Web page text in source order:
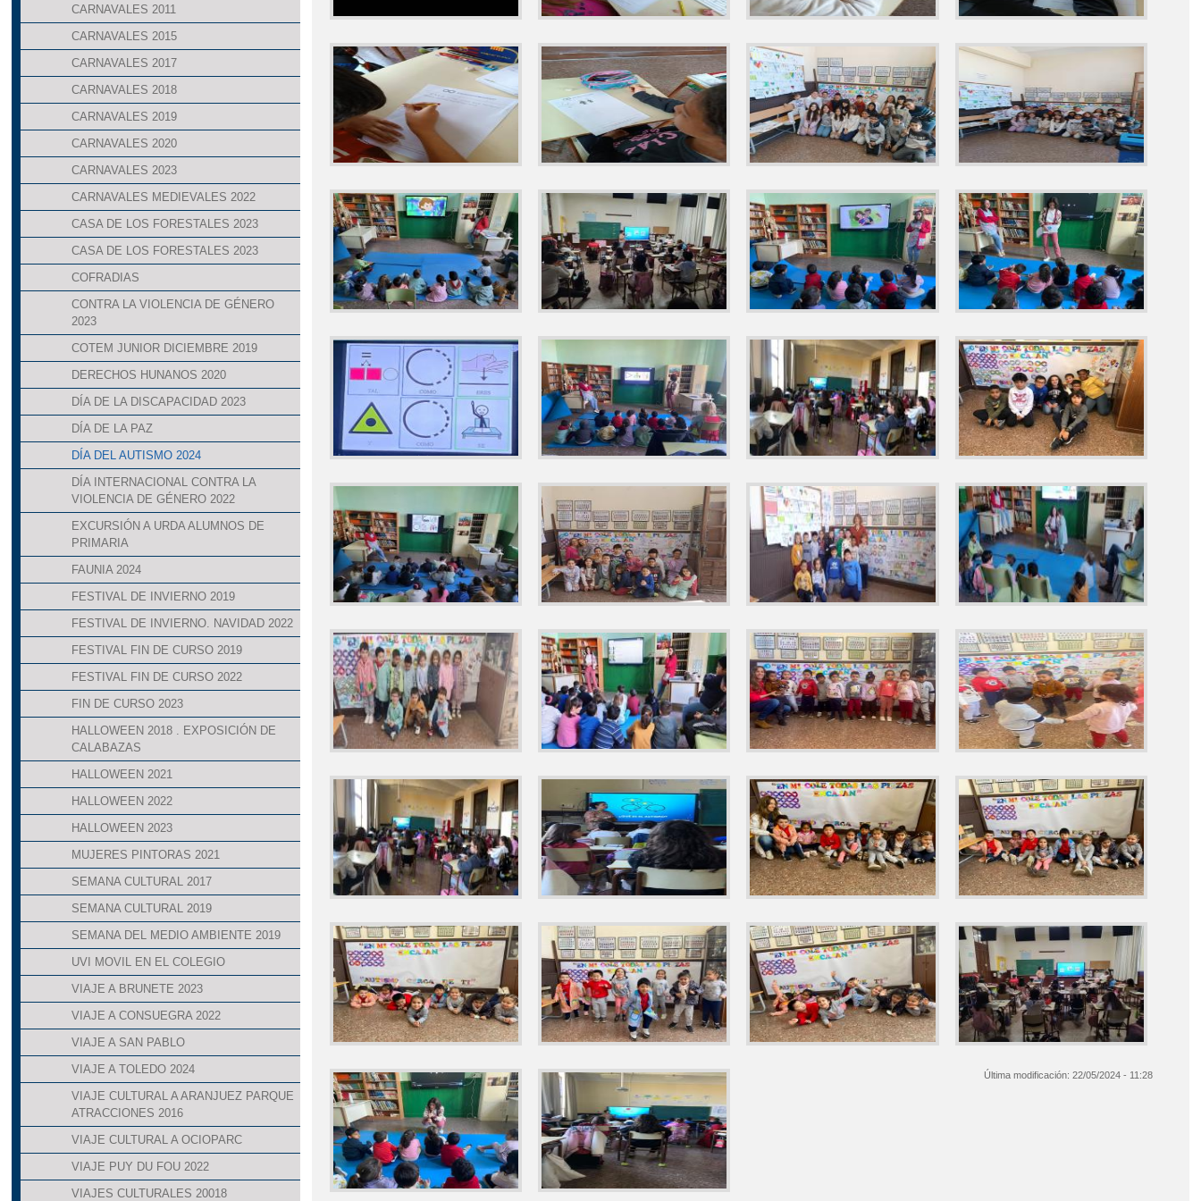
CARNAVALES 2011
CARNAVALES 2015
CARNAVALES 2017
CARNAVALES 2018
CARNAVALES 2019
CARNAVALES 2020
CARNAVALES 2023
CARNAVALES MEDIEVALES 2022
CASA DE LOS FORESTALES 2023
CASA DE LOS FORESTALES 2023
COFRADIAS
CONTRA LA VIOLENCIA DE GÉNERO
2023
COTEM JUNIOR DICIEMBRE 2019
DERECHOS HUNANOS 2020
DÍA DE LA DISCAPACIDAD 2023
DÍA DE LA PAZ
DÍA DEL AUTISMO 2024
DÍA INTERNACIONAL CONTRA LA
VIOLENCIA DE GÉNERO 2022
EXCURSIÓN A URDA ALUMNOS DE
PRIMARIA
FAUNIA 2024
FESTIVAL DE INVIERNO 2019
FESTIVAL DE INVIERNO. NAVIDAD 2022
FESTIVAL FIN DE CURSO 2019
FESTIVAL FIN DE CURSO 2022
FIN DE CURSO 2023
HALLOWEEN 2018 . EXPOSICIÓN DE
CALABAZAS
HALLOWEEN 2021
HALLOWEEN 2022
HALLOWEEN 2023
MUJERES PINTORAS 2021
SEMANA CULTURAL 2017
SEMANA CULTURAL 2019
SEMANA DEL MEDIO AMBIENTE 2019
UVI MOVIL EN EL COLEGIO
VIAJE A BRUNETE 2023
VIAJE A CONSUEGRA 2022
VIAJE A SAN PABLO
VIAJE A TOLEDO 2024
VIAJE CULTURAL A ARANJUEZ PARQUE
ATRACCIONES 2016
VIAJE CULTURAL A OCIOPARC
VIAJE PUY DU FOU 2022
VIAJES CULTURALES 20018
Última modificación:22/05/2024 - 11:28